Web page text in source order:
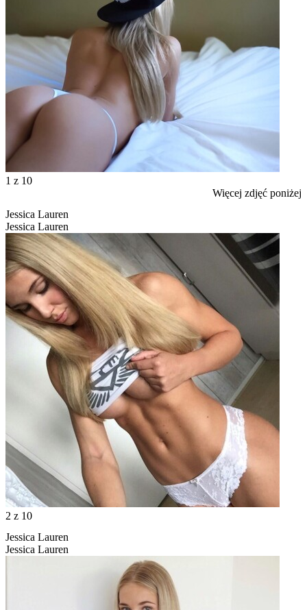
1 z 10
Więcej zdjęć poniżej
Jessica Lauren
Jessica Lauren
2 z 10
Jessica Lauren
Jessica Lauren